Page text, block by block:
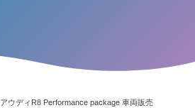
アウディR8 Performance package 車両販売